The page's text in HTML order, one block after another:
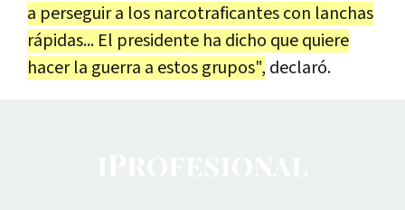
a perseguir a los narcotraficantes con lanchas
rápidas... El presidente ha dicho que quiere
hacer la guerra a estos grupos", declaró.